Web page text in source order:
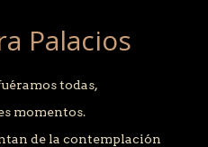
acoplado tanto a la
la orografía, que
se bajan.
tan altas o tan